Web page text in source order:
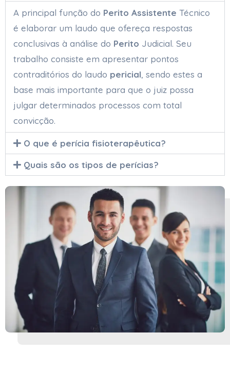
A principal função do Perito Assistente Técnico
é elaborar um laudo que ofereça respostas
conclusivas à análise do Perito Judicial. Seu
trabalho consiste em apresentar pontos
contraditórios do laudo pericial, sendo estes a
base mais importante para que o juiz possa
julgar determinados processos com total
convicção.
O que é perícia fisioterapêutica?
Quais são os tipos de perícias?